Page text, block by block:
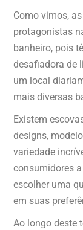
Como vimos,
protagonistas
banheiro, pois
desafiadora de
um local
mais diversas
Existem
designs,
variedade
consumidores
escolher uma
em suas
Ao longo deste